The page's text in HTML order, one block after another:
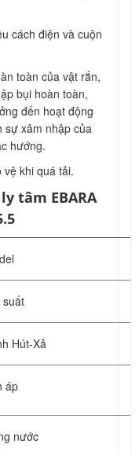
cách điện và cuộn
toàn của vật rắn,
bụi hoàn toàn,
đến hoạt động
sự xâm nhập của
hướng.
khi quá tải.
tâm EBARA
suất
Hút-Xả
áp
nước